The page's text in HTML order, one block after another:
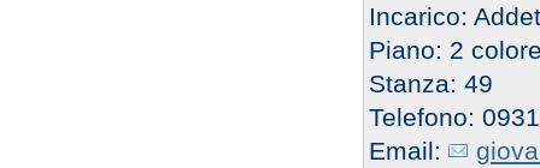
Incarico:
Piano: 2
Stanza: 49
Telefono:
Email: